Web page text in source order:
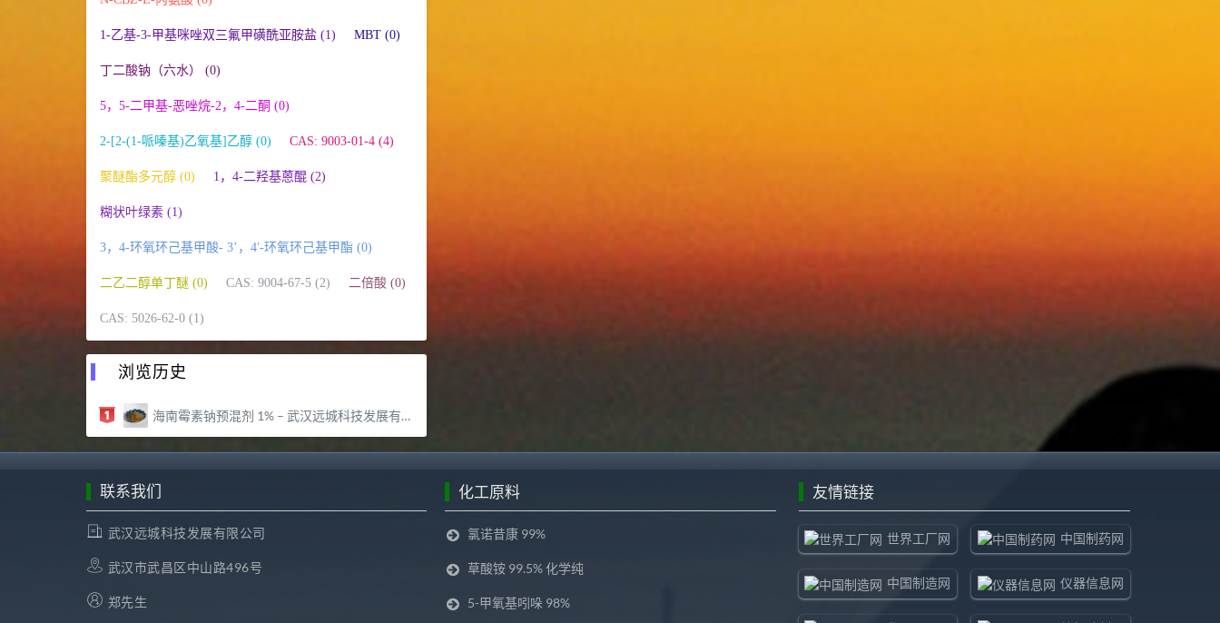
1-乙基-3-甲基咪唑双三氟甲磺酰亚胺盐 (1) MBT (0)
丁二酸钠（六水） (0)
5，5-二甲基-恶唑烷-2，4-二酮 (0)
2-[2-(1-哌嗪基)乙氧基]乙醇 (0) CAS: 9003-01-4 (4)
聚醚酯多元醇 (0) 1，4-二羟基蒽醌 (2)
糊状叶绿素 (1)
3，4-环氧环己基甲酸- 3’，4′-环氧环己基甲酯 (0)
二乙二醇单丁醚 (0) CAS: 9004-67-5 (2) 二倍酸 (0)
CAS: 5026-62-0 (1)
浏览历史
海南霉素钠预混剂 1% – 武汉远城科技发展有限公司
联系我们
武汉远城科技发展有限公司
武汉市武昌区中山路496号
郑先生
化工原料
氯诺昔康 99%
草酸铵 99.5% 化学纯
5-甲氧基吲哚 98%
友情链接
世界工厂网 中国制药网
中国制造网 仪器信息网